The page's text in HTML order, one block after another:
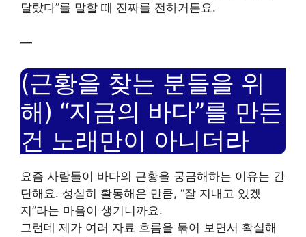
달랐다”를 말할 때 진짜를 전하거든요.
—
(근황을 찾는 분들을 위
해) “지금의 바다”를 만든
건 노래만이 아니더라
요즘 사람들이 바다의 근황을 궁금해하는 이유는 간
단해요. 성실히 활동해온 만큼, “잘 지내고 있겠
지”라는 마음이 생기니까요.
그런데 제가 여러 자료 흐름을 묶어 보면서 확실해